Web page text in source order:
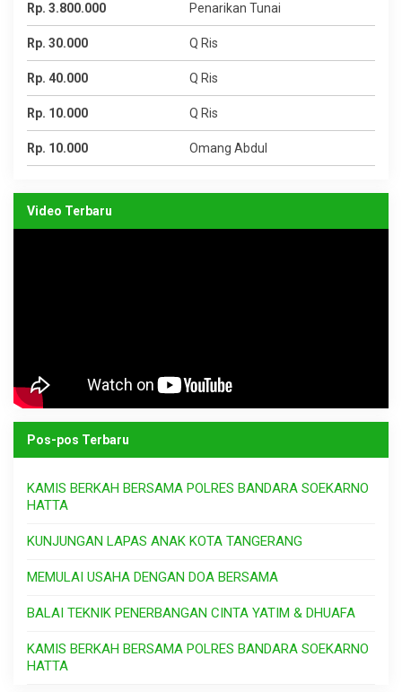
Rp. 3.800.000 Penarikan Tunai
Rp. 30.000 Q Ris
Rp. 40.000 Q Ris
Rp. 10.000 Q Ris
Rp. 10.000 Omang Abdul
Video Terbaru
Pos-pos Terbaru
KAMIS BERKAH BERSAMA POLRES BANDARA SOEKARNO
HATTA
KUNJUNGAN LAPAS ANAK KOTA TANGERANG
MEMULAI USAHA DENGAN DOA BERSAMA
BALAI TEKNIK PENERBANGAN CINTA YATIM & DHUAFA
KAMIS BERKAH BERSAMA POLRES BANDARA SOEKARNO
HATTA